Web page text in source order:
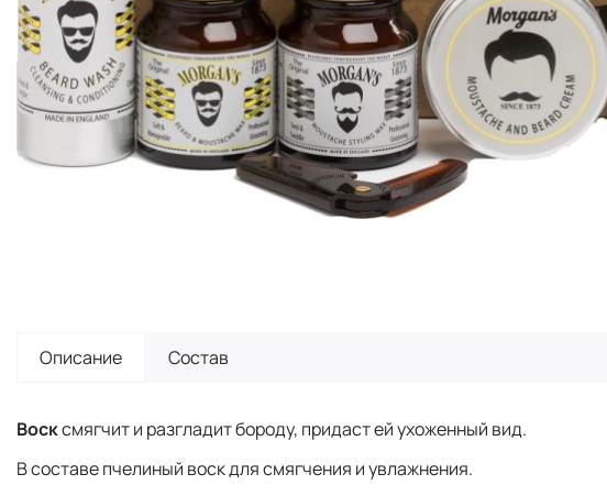
Описание Состав
Восксмягчит и разгладит бороду, придаст ей ухоженный вид.
В составе пчелиный воск для смягчения и увлажнения.